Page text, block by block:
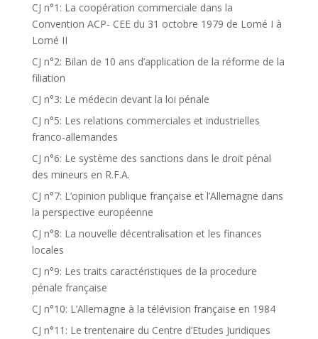
CJ n°1: La coopération commerciale dans la
Convention ACP- CEE du 31 octobre 1979 de Lomé I à
Lomé II
CJ n°2: Bilan de 10 ans d’application de la réforme de la
filiation
CJ n°3: Le médecin devant la loi pénale
CJ n°5: Les relations commerciales et industrielles
franco-allemandes
CJ n°6: Le système des sanctions dans le droit pénal
des mineurs en R.F.A.
CJ n°7: L’opinion publique française et l’Allemagne dans
la perspective européenne
CJ n°8: La nouvelle décentralisation et les finances
locales
CJ n°9: Les traits caractéristiques de la procedure
pénale française
CJ n°10: L’Allemagne à la télévision française en 1984
CJ n°11: Le trentenaire du Centre d’Etudes Juridiques